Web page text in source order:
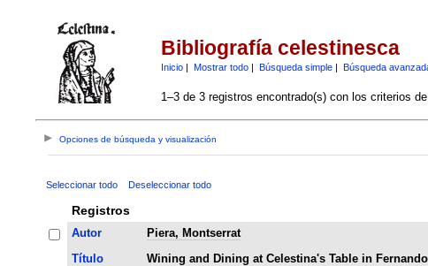
Bibliografía celestinesca
Inicio| Mostrar todo| Búsqueda simple| Búsqueda
1–3 de 3 registros encontrado(s) con los criterios
Opciones de búsqueda y visualización
Seleccionar todo Deseleccionar todo
Registros
Autor
Piera, Montserrat
Título
Wining and Dining at Celestina's Table in